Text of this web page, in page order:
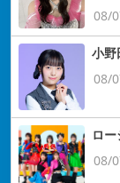
08/
小野
08/
ロ
08/